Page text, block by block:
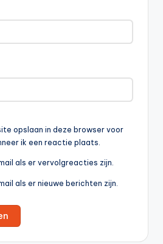
opslaan in deze browser voor
ik een reactie plaats.
als er vervolgreacties zijn.
als er nieuwe berichten zijn.